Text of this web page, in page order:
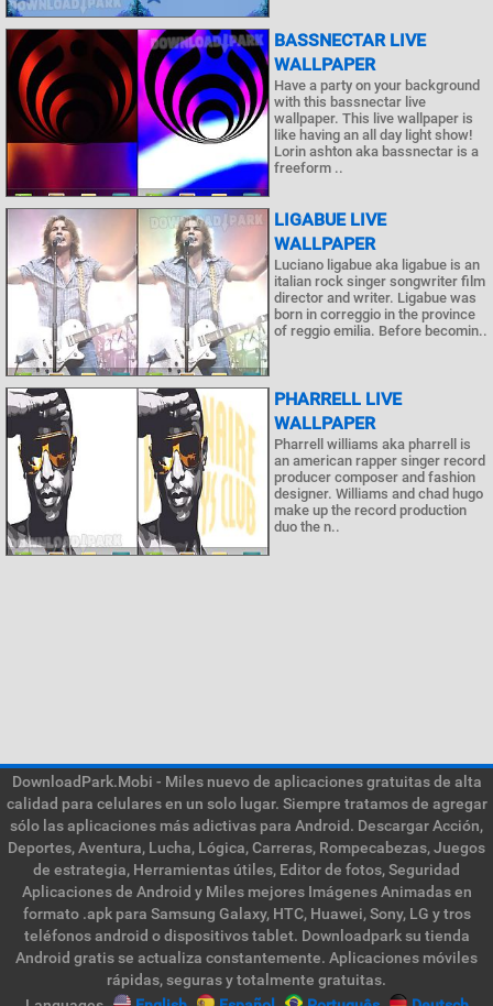
BASSNECTAR LIVE
WALLPAPER
Have a party on your background
with this bassnectar live
wallpaper. This live wallpaper is
like having an all day light show!
Lorin ashton aka bassnectar is a
freeform ..
LIGABUE LIVE
WALLPAPER
Luciano ligabue aka ligabue is an
italian rock singer songwriter film
director and writer. Ligabue was
born in correggio in the province
of reggio emilia. Before becomin..
PHARRELL LIVE
WALLPAPER
Pharrell williams aka pharrell is
an american rapper singer record
producer composer and fashion
designer. Williams and chad hugo
make up the record production
duo the n..
DownloadPark.Mobi - Miles nuevo de aplicaciones gratuitas de alta
calidad para celulares en un solo lugar. Siempre tratamos de agregar
sólo las aplicaciones más adictivas para Android. Descargar Acción,
Deportes, Aventura, Lucha, Lógica, Carreras, Rompecabezas, Juegos
de estrategia, Herramientas útiles, Editor de fotos, Seguridad
Aplicaciones de Android y Miles mejores Imágenes Animadas en
formato .apk para Samsung Galaxy, HTC, Huawei, Sony, LG y tros
teléfonos android o dispositivos tablet. Downloadpark su tienda
Android gratis se actualiza constantemente. Aplicaciones móviles
rápidas, seguras y totalmente gratuitas.